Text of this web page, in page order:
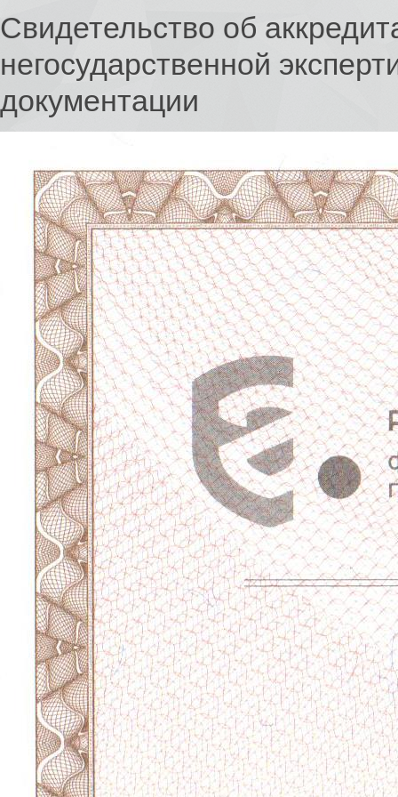
Свидетельство об
негосударственной
документации